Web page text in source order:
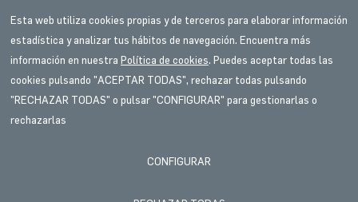
Esta web utiliza cookies propias y de terceros para elaborar información
estadística y analizar tus hábitos de navegación. Encuentra más
información en nuestra Política de cookies. Puedes aceptar todas las
cookies pulsando "ACEPTAR TODAS", rechazar todas pulsando
"RECHAZAR TODAS" o pulsar "CONFIGURAR" para gestionarlas o
rechazarlas
CONFIGURAR